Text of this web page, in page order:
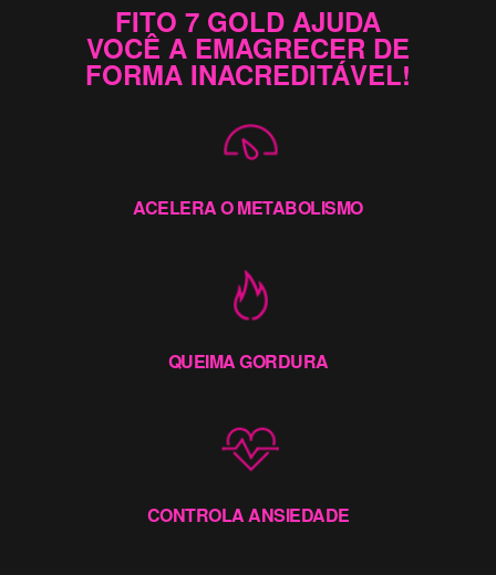
FITO 7 GOLD AJUDA
VOCÊ A EMAGRECER DE
FORMA INACREDITÁVEL!
ACELERA O METABOLISMO
QUEIMA GORDURA
CONTROLA ANSIEDADE